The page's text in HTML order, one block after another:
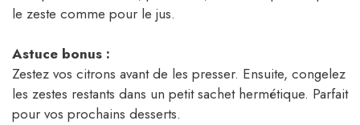
le zeste comme pour le jus.
Astuce bonus :
Zestez vos citrons avant de les presser. Ensuite, congelez
les zestes restants dans un petit sachet hermétique. Parfait
pour vos prochains desserts.